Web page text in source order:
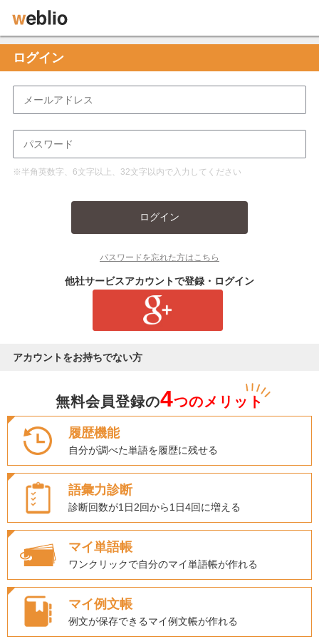
ログイン
※半角英数字、6文字以上、32文字以内で入力してください
ログイン
パスワードを忘れた方はこちら
他社サービスアカウントで登録・ログイン
アカウントをお持ちでない方
無料会員登録の4つのメリット
履歴機能
自分が調べた単語を履歴に残せる
語彙力診断
診断回数が1日2回から1日4回に増える
マイ単語帳
ワンクリックで自分のマイ単語帳が作れる
マイ例文帳
例文が保存できるマイ例文帳が作れる